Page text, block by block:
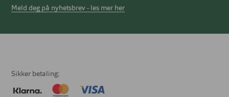
Meld deg på nyhetsbrev - les mer her
Sikker betaling